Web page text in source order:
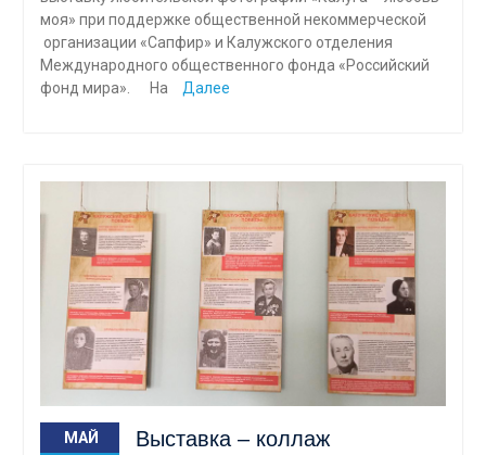
моя» при поддержке общественной некоммерческой
организации «Сапфир» и Калужского отделения
Международного общественного фонда «Российский
фонд мира». На
Далее
МАЙ
Выставка – коллаж